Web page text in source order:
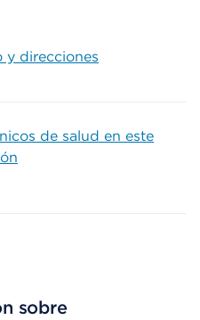
y direcciones
de salud en este
sobre